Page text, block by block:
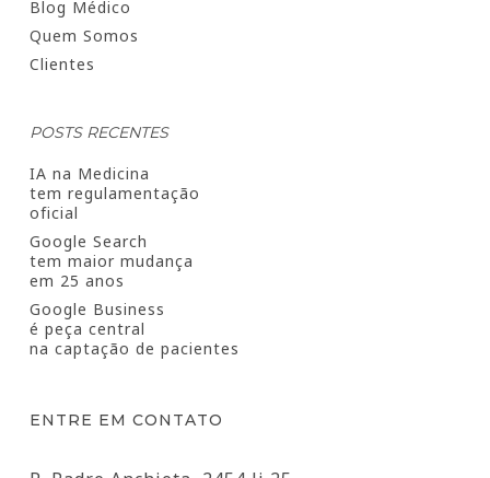
Blog Médico
Quem Somos
Clientes
POSTS RECENTES
IA na Medicina
tem regulamentação
oficial
Google Search
tem maior mudança
em 25 anos
Google Business
é peça central
na captação de pacientes
ENTRE EM CONTATO